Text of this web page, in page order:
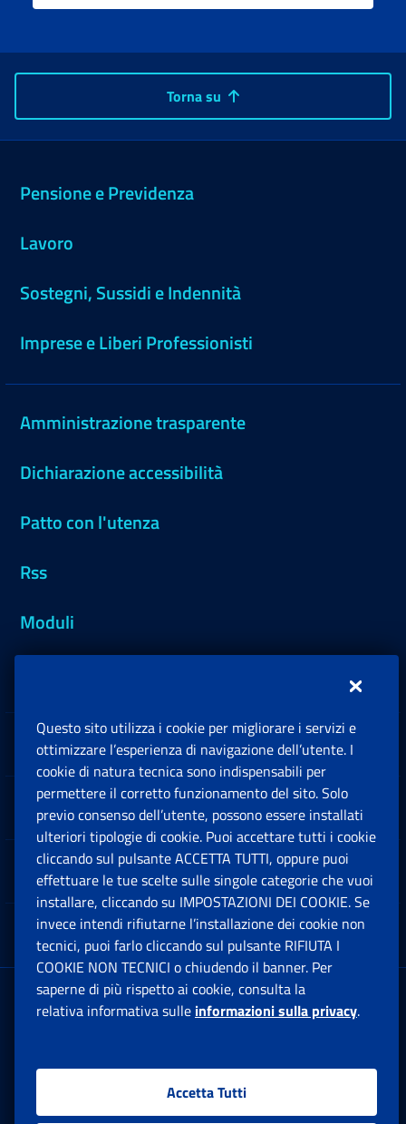
Torna su
Pensione e Previdenza
Lavoro
Sostegni, Sussidi e Indennità
Imprese e Liberi Professionisti
Amministrazione trasparente
Dichiarazione accessibilità
Patto con l'utenza
Rss
Moduli
Sedi e Contatti
Software
Note Legali
App mobile
Sede Legale : Via Ciro il Grande, 21
00144 Roma
Questo sito utilizza i cookie per migliorare i servizi e
ottimizzare l’esperienza di navigazione dell’utente. I
cookie di natura tecnica sono indispensabili per
permettere il corretto funzionamento del sito. Solo
previo consenso dell’utente, possono essere installati
ulteriori tipologie di cookie. Puoi accettare tutti i cookie
cliccando sul pulsante ACCETTA TUTTI, oppure puoi
effettuare le tue scelte sulle singole categorie che vuoi
installare, cliccando su IMPOSTAZIONI DEI COOKIE. Se
invece intendi rifiutarne l’installazione dei cookie non
tecnici, puoi farlo cliccando sul pulsante RIFIUTA I
COOKIE NON TECNICI o chiudendo il banner. Per
saperne di più rispetto ai cookie, consulta la
relativa informativa sulle informazioni sulla privacy.
Accetta Tutti